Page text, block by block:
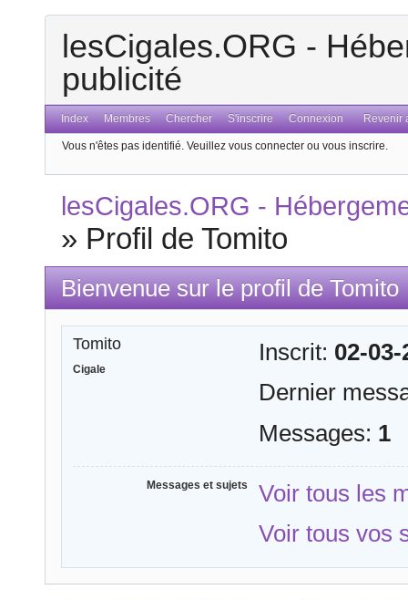
lesCigales.ORG -
publicité
Index Membres Chercher S'inscrire Connexion Revenir
Vous n'êtes pas identifié. Veuillez vous connecter ou vous inscrire.
lesCigales.ORG -
» Profil de Tomito
Bienvenue sur le profil de Tomito
Tomito
Cigale
Inscrit: 02-03-
Dernier
Messages: 1
Messages et sujets
Voir tous les
Voir tous vos